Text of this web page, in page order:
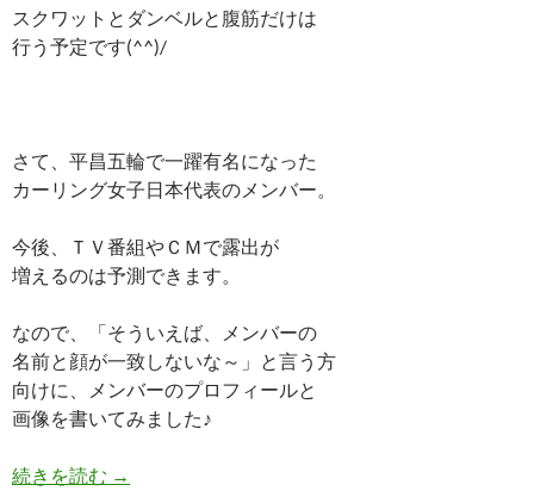
スクワットとダンベルと腹筋だけは
行う予定です(^^)/
さて、平昌五輪で一躍有名になった
カーリング女子日本代表のメンバー。
今後、ＴＶ番組やＣＭで露出が
増えるのは予測できます。
なので、「そういえば、メンバーの
名前と顔が一致しないな～」と言う方
向けに、メンバーのプロフィールと
画像を書いてみました♪
続きを読む カー娘日本代表(平昌)のメンバーの画像とプロフ
→